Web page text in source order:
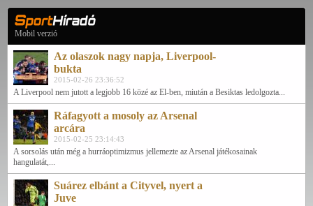
Mobil verzió
Az olaszok nagy napja, Liverpool-
bukta
2015-02-26 23:36:52
A Liverpool nem jutott a legjobb 16 közé az El-ben, miután a Besiktas ledolgozta...
Ráfagyott a mosoly az Arsenal
arcára
2015-02-25 23:14:43
A sorsolás után még a hurráoptimizmus jellemezte az Arsenal játékosainak
hangulatát,...
Suárez elbánt a Cityvel, nyert a
Juve